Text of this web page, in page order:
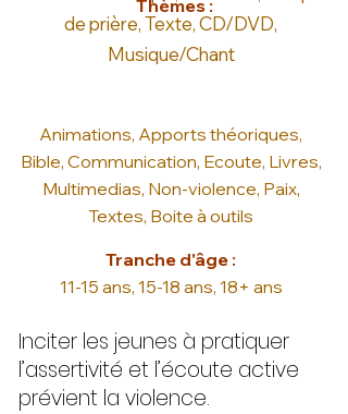
Thèmes :
de prière, Texte, CD/DVD,
Musique/Chant
Animations, Apports théoriques,
Bible, Communication, Ecoute, Livres,
Multimedias, Non-violence, Paix,
Textes, Boite à outils
Tranche d'âge :
11-15 ans, 15-18 ans, 18+ ans
Inciter les jeunes à pratiquer
l’assertivité et l’écoute active
prévient la violence.